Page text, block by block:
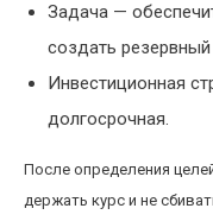
Задача —
создать
Инвестиционная
долгосрочная.
После определения
держать курс и не